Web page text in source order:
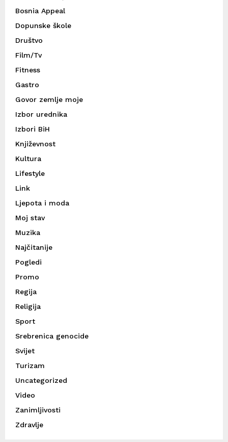
Bosnia Appeal
Dopunske škole
Društvo
Film/Tv
Fitness
Gastro
Govor zemlje moje
Izbor urednika
Izbori BiH
Književnost
Kultura
Lifestyle
Link
Ljepota i moda
Moj stav
Muzika
Najčitanije
Pogledi
Promo
Regija
Religija
Sport
Srebrenica genocide
Svijet
Turizam
Uncategorized
Video
Zanimljivosti
Zdravlje